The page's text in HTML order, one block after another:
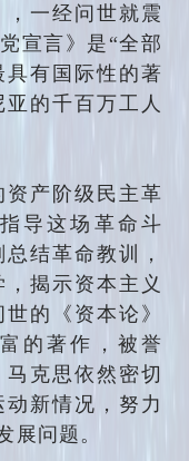
一经问世就震
宣言》是“全部
有国际性的著
的千百万工人
产阶级民主革
导这场革命斗
结革命教训，
揭示资本主义
的《资本论》
的著作，被誉
克思依然密切
新情况，努力
展问题。